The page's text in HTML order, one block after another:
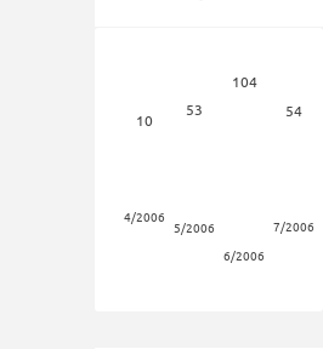
10
4/2006
53
5/2006
104
6/2006
54
7/2006